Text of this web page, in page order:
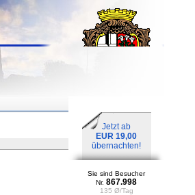
Jetzt ab
EUR 19,00
übernachten!
Sie sind Besucher
Nr. 867.998
135 Ø/Tag